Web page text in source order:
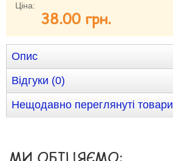
Ціна:
38.00 грн.
Опис
Відгуки (0)
Нещодавно переглянуті товари
МИ ОБІЦЯЄМО: